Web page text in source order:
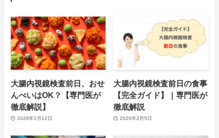
大腸内視鏡検査前日、おせ
んべいはOK？【専門医が
徹底解説】
2026年2月12日
大腸内視鏡検査前日の食事
【完全ガイド】｜専門医が
徹底解説
2026年2月5日